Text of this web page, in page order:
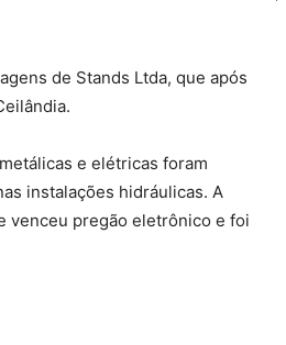
de Stands Ltda, que após
e elétricas foram
instalações hidráulicas. A
venceu pregão eletrônico e foi